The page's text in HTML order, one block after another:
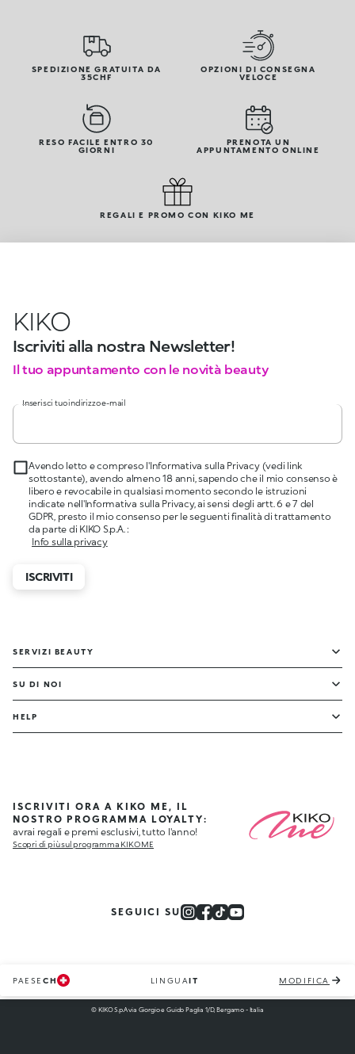
SPEDIZIONE GRATUITA DA
35CHF
OPZIONI DI CONSEGNA
VELOCE
RESO FACILE ENTRO 30
GIORNI
PRENOTA UN
APPUNTAMENTO ONLINE
REGALI E PROMO CON KIKO ME
KIKO
Iscriviti alla nostra Newsletter!
Il tuo appuntamento con le novità beauty
Inserisci tuo indirizzo e-mail
Avendo letto e compreso l'Informativa sulla Privacy (vedi link
sottostante), avendo almeno 18 anni, sapendo che il mio consenso è
libero e revocabile in qualsiasi momento secondo le istruzioni
indicate nell'Informativa sulla Privacy, ai sensi degli artt. 6 e 7 del
GDPR, presto il mio consenso per le seguenti finalità di trattamento
da parte di KIKO S.p.A. :
Info sulla privacy
ISCRIVITI
SERVIZI BEAUTY
SU DI NOI
HELP
ISCRIVITI ORA A KIKO ME, IL
NOSTRO PROGRAMMA LOYALTY:
avrai regali e premi esclusivi, tutto l'anno!
Scopri di più sul programma KIKO ME
SEGUICI SU
PAESE CH LINGUAIT MODIFICA
© KIKO S.p.A via Giorgio e Guido Paglia 1/D, Bergamo - Italia